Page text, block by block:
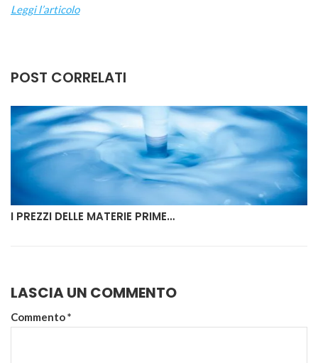
Leggi l’articolo
POST CORRELATI
I PREZZI DELLE MATERIE PRIME…
LASCIA UN COMMENTO
Commento*